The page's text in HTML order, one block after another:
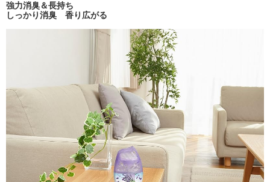
強力消臭＆長持ち
しっかり消臭 香り広がる